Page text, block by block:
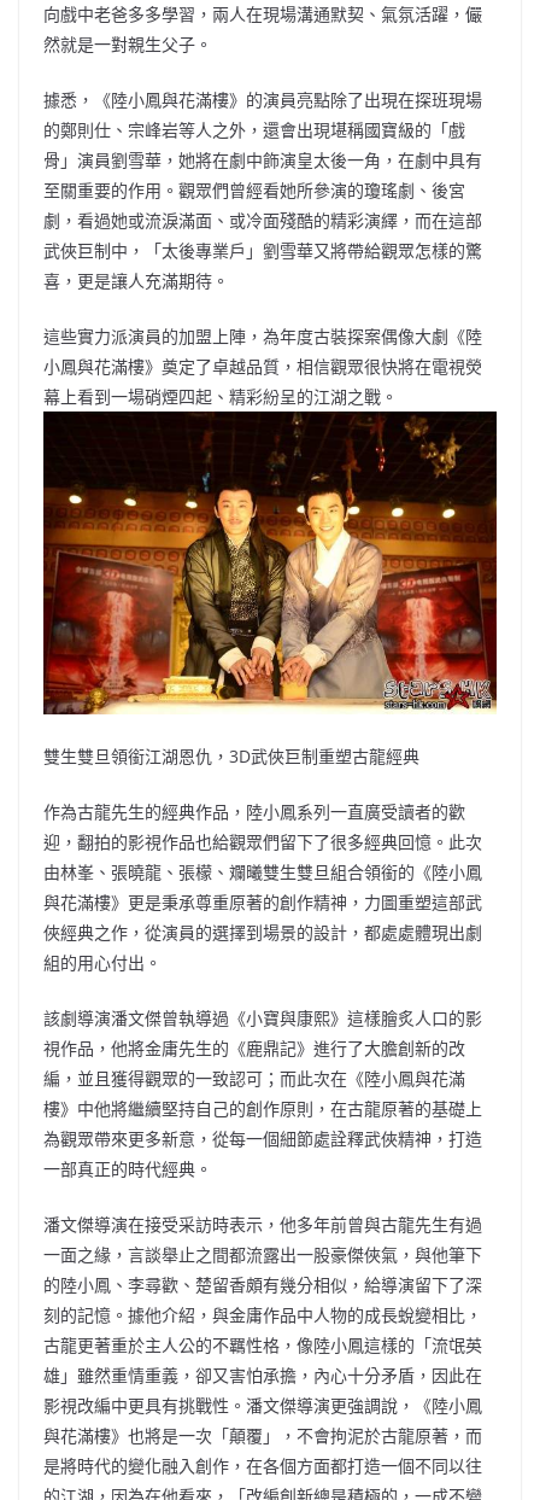
向戲中老爸多多學習，兩人在現場溝通默契、氣氛活躍，儼
然就是一對親生父子。
據悉，《陸小鳳與花滿樓》的演員亮點除了出現在探班現場
的鄭則仕、宗峰岩等人之外，還會出現堪稱國寶級的「戲
骨」演員劉雪華，她將在劇中飾演皇太後一角，在劇中具有
至關重要的作用。觀眾們曾經看她所參演的瓊瑤劇、後宮
劇，看過她或流淚滿面、或冷面殘酷的精彩演繹，而在這部
武俠巨制中，「太後專業戶」劉雪華又將帶給觀眾怎樣的驚
喜，更是讓人充滿期待。
這些實力派演員的加盟上陣，為年度古裝探案偶像大劇《陸
小鳳與花滿樓》奠定了卓越品質，相信觀眾很快將在電視熒
幕上看到一場硝煙四起、精彩紛呈的江湖之戰。
雙生雙旦領銜江湖恩仇，3D武俠巨制重塑古龍經典
作為古龍先生的經典作品，陸小鳳系列一直廣受讀者的歡
迎，翻拍的影視作品也給觀眾們留下了很多經典回憶。此次
由林峯、張曉龍、張檬、斕曦雙生雙旦組合領銜的《陸小鳳
與花滿樓》更是秉承尊重原著的創作精神，力圖重塑這部武
俠經典之作，從演員的選擇到場景的設計，都處處體現出劇
組的用心付出。
該劇導演潘文傑曾執導過《小寶與康熙》這樣膾炙人口的影
視作品，他將金庸先生的《鹿鼎記》進行了大膽創新的改
編，並且獲得觀眾的一致認可；而此次在《陸小鳳與花滿
樓》中他將繼續堅持自己的創作原則，在古龍原著的基礎上
為觀眾帶來更多新意，從每一個細節處詮釋武俠精神，打造
一部真正的時代經典。
潘文傑導演在接受采訪時表示，他多年前曾與古龍先生有過
一面之緣，言談舉止之間都流露出一股豪傑俠氣，與他筆下
的陸小鳳、李尋歡、楚留香頗有幾分相似，給導演留下了深
刻的記憶。據他介紹，與金庸作品中人物的成長蛻變相比，
古龍更著重於主人公的不羈性格，像陸小鳳這樣的「流氓英
雄」雖然重情重義，卻又害怕承擔，內心十分矛盾，因此在
影視改編中更具有挑戰性。潘文傑導演更強調說，《陸小鳳
與花滿樓》也將是一次「顛覆」，不會拘泥於古龍原著，而
是將時代的變化融入創作，在各個方面都打造一個不同以往